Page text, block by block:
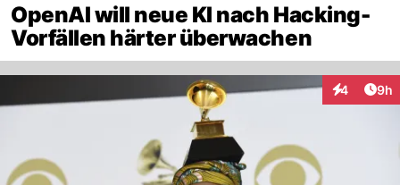
OpenAI will neue KI nach Hacking-
Vorfällen härter überwachen
4 9h